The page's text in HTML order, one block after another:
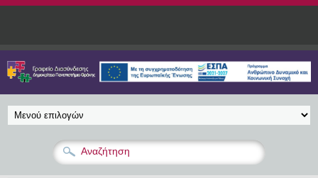
Παράκαμψη προς το κυρίως περιεχόμενο